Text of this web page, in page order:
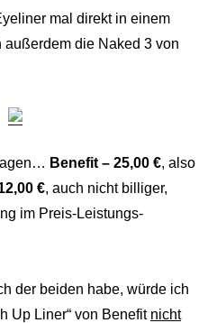
mal direkt in einem
die Naked 3 von
Benefit – 25,00 €, also
€, auch nicht billiger,
im Preis-Leistungs-
der beiden habe, würde ich
Up Liner“ von Benefit nicht